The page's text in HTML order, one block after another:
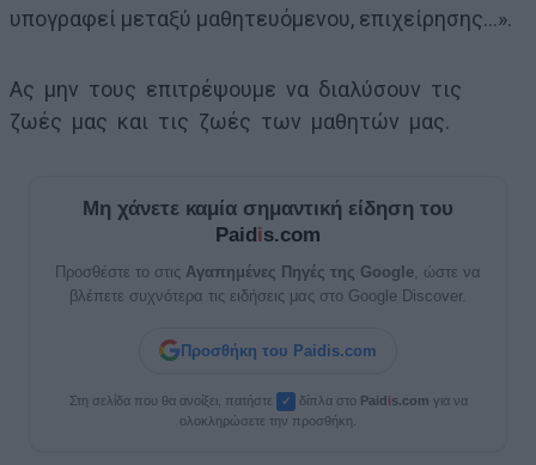
υπογραφεί μεταξύ μαθητευόμενου, επιχείρησης…».
Ας μην τους επιτρέψουμε να διαλύσουν τις
ζωές μας και τις ζωές των μαθητών μας.
Μη χάνετε καμία σημαντική είδηση του
Paidis.com
Προσθέστε το στις Αγαπημένες Πηγές της Google , ώστε να
βλέπετε συχνότερα τις ειδήσεις μας στο Google Discover.
Προσθήκη του Paidis.com
Στη σελίδα που θα ανοίξει, πατήστε ✓ δίπλα στο Paidis.com για να
ολοκληρώσετε την προσθήκη.